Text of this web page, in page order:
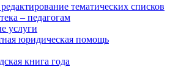
тематических списков
– педагогам
услуги
юридическая помощь
книга года